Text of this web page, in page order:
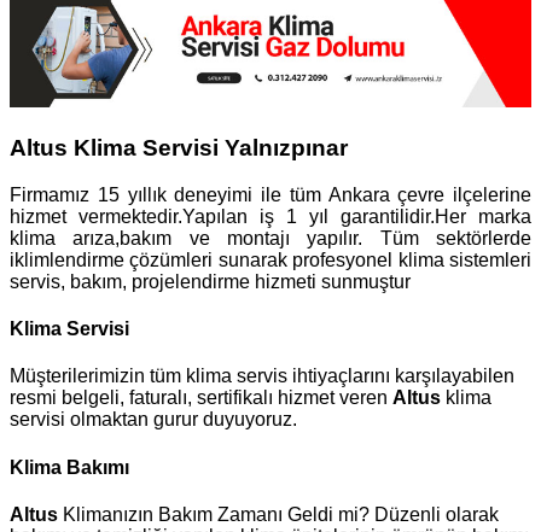
Altus Klima Servisi Yalnızpınar
Firmamız 15 yıllık deneyimi ile tüm Ankara çevre ilçelerine
hizmet vermektedir.Yapılan iş 1 yıl garantilidir.Her marka
klima arıza,bakım ve montajı yapılır. Tüm sektörlerde
iklimlendirme çözümleri sunarak profesyonel klima sistemleri
servis, bakım, projelendirme hizmeti sunmuştur
Klima Servisi
Müşterilerimizin tüm klima servis ihtiyaçlarını karşılayabilen
resmi belgeli, faturalı, sertifikalı hizmet veren Altus klima
servisi olmaktan gurur duyuyoruz.
Klima Bakımı
Altus Klimanızın Bakım Zamanı Geldi mi? Düzenli olarak